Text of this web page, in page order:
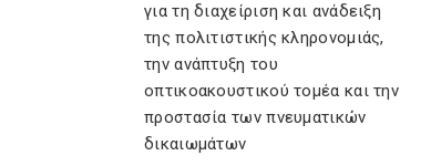
για τη διαχείριση και ανάδειξη
της πολιτιστικής κληρονομιάς,
την ανάπτυξη του
οπτικοακουστικού τομέα και την
προστασία των πνευματικών
δικαιωμάτων